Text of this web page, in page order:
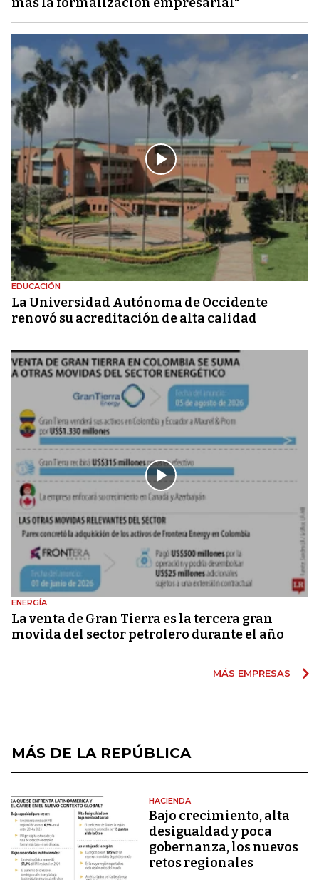
EDUCACIÓN
La Universidad Autónoma de Occidente
renovó su acreditación de alta calidad
ENERGÍA
La venta de Gran Tierra es la tercera gran
movida del sector petrolero durante el año
MÁS EMPRESAS
MÁS DE LA REPÚBLICA
HACIENDA
Bajo crecimiento, alta
desigualdad y poca
gobernanza, los nuevos
retos regionales